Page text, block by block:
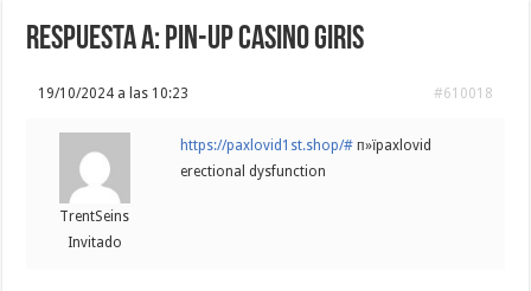
Respuesta a: pin-up casino giris
19/10/2024 a las 10:23 #610018
TrentSeins
Invitado
https://paxlovid1st.shop/# п»їpaxlovid
erectional dysfunction